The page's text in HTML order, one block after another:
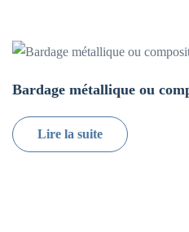
Bardage métallique ou
Lire la suite